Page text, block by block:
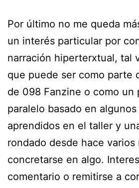
Por último no me queda
un interés particular por
narración hiperterxtual, tal
que puede ser como parte
de 098 Fanzine o como un
paralelo basado en
aprendidos en el taller y
rondado desde hace varios
concretarse en algo.
comentario o remitirse a